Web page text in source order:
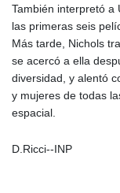
También interpretó a
las primeras seis
Más tarde, Nichols
se acercó a ella
diversidad, y alentó
y mujeres de todas
espacial.
D.Ricci--INP